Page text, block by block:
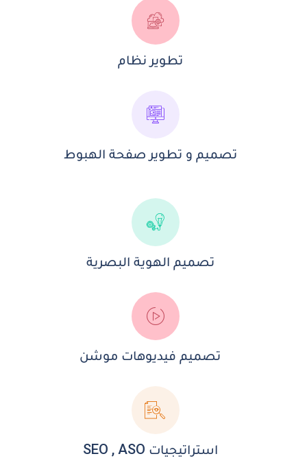
تطوير نظام
تصميم و تطوير صفحة الهبوط
تصميم الهوية البصرية
تصميم فيديوهات موشن
استراتيجيات SEO , ASO